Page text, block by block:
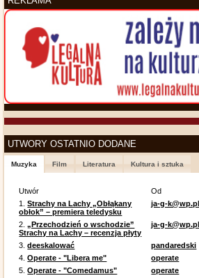
UTWORY OSTATNIO DODANE
Muzyka Film Literatura Kultura i sztuka
Utwór
Od
1.Strachy na Lachy „Obłąkany
obłok” – premiera teledysku
ja-g-k@wp.pl
2.„Przechodzień o wschodzie”
Strachy na Lachy – recenzja płyty
ja-g-k@wp.pl
3.deeskalować
pandaredski
4.Operate - "Libera me"
operate
5.Operate - "Comedamus"
operate